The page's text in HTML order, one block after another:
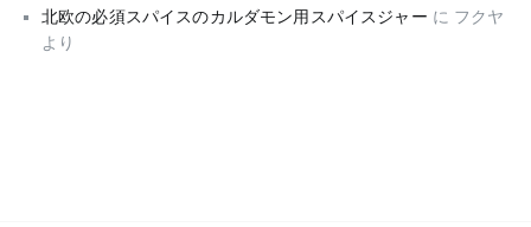
北欧の必須スパイスのカルダモン用スパイスジャー に フクヤ
より